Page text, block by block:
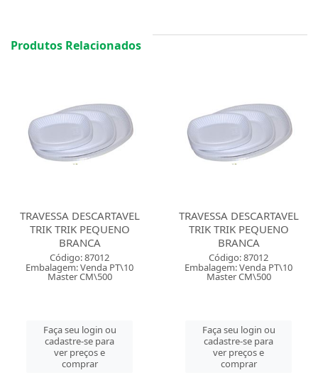
Produtos Relacionados
TRAVESSA DESCARTAVEL
TRIK TRIK PEQUENO
BRANCA
Código: 87012
Embalagem: Venda PT\10
Master CM\500
Faça seu login ou
cadastre-se para
ver preços e
comprar
TRAVESSA DESCARTAVEL
TRIK TRIK PEQUENO
BRANCA
Código: 87012
Embalagem: Venda PT\10
Master CM\500
Faça seu login ou
cadastre-se para
ver preços e
comprar